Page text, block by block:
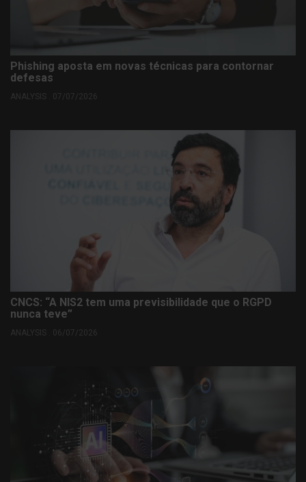
Phishing aposta em novas técnicas para contornar
defesas
ANALYSIS . 07/07/2026
CNCS: “A NIS2 tem uma previsibilidade que o RGPD
nunca teve”
ANALYSIS . 06/07/2026